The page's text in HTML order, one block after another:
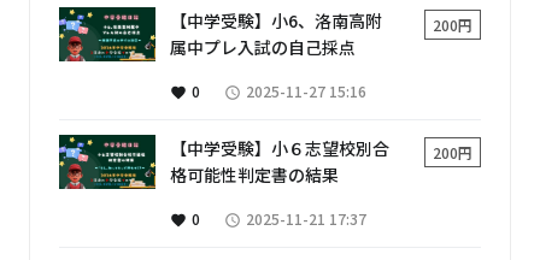
【中学受験】小6、洛南高附
属中プレ入試の自己採点
200円
favorite 0 access_time 2025-11-27 15:16
【中学受験】小６志望校別合
格可能性判定書の結果
200円
favorite 0 access_time 2025-11-21 17:37